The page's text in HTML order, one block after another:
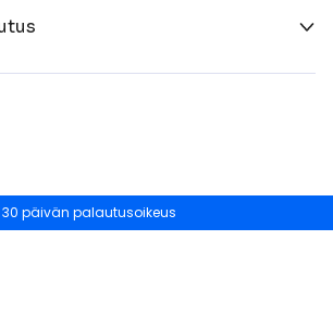
30 päivän palautusoikeus